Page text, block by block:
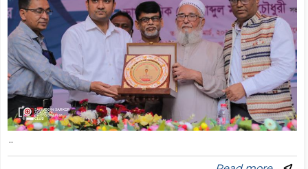
..